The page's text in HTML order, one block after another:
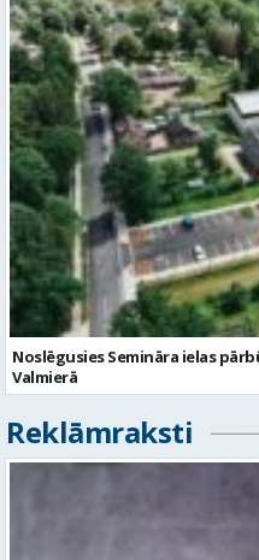
Noslēgusies Semināra ielas
Valmierā
Reklāmraksti